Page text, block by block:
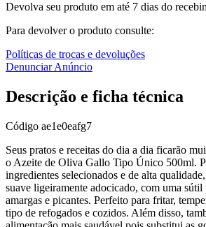
Devolva seu produto em até 7 dias do
Para devolver o produto consulte:
Políticas de trocas e devoluções
Denunciar Anúncio
Descrição e ficha técnica
Código ae1e0eafg7
Seus pratos e receitas do dia a dia ficarão
o Azeite de Oliva Gallo Tipo Único 500ml.
ingredientes selecionados e de alta
suave ligeiramente adocicado, com uma sútil
amargas e picantes. Perfeito para fritar,
tipo de refogados e cozidos. Além disso,